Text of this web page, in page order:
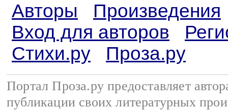
Авторы
Произведения
Вход для авторов
Стихи.ру
Проза.ру
Портал Проза.ру предоставляет
публикации своих литературных